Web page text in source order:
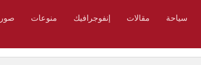
سياحة مقالات إنفوجرافيك منوعات صور